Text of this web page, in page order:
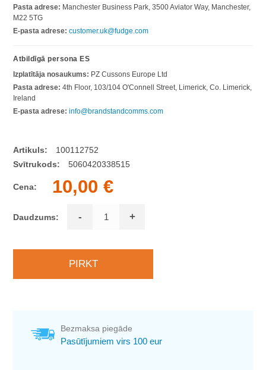
Pasta adrese: Manchester Business Park, 3500 Aviator Way, Manchester,
M22 5TG
E-pasta adrese: customer.uk@fudge.com
Atbildīgā persona ES
Izplatītāja nosaukums: PZ Cussons Europe Ltd
Pasta adrese: 4th Floor, 103/104 O'Connell Street, Limerick, Co. Limerick,
Ireland
E-pasta adrese: info@brandstandcomms.com
Artikuls:
100112752
Svītrukods:
5060420338515
Cena: 10,00 €
Daudzums: - +
Bezmaksa piegāde
Pasūtījumiem virs 100 eur